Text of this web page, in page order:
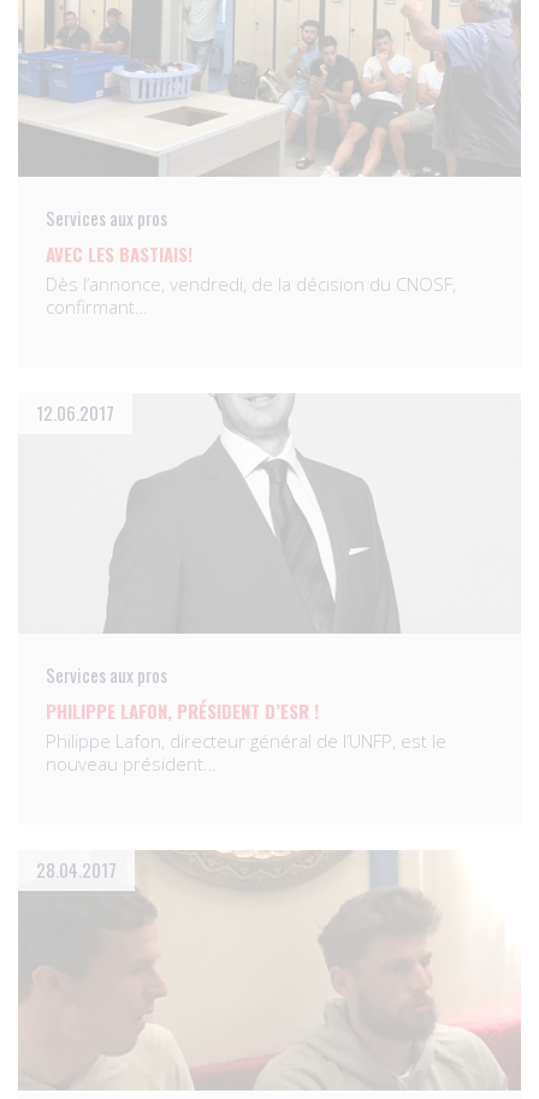
Services aux pros
AVEC LES BASTIAIS!
Dès l’annonce, vendredi, de la décision du CNOSF,
confirmant…
12.06.2017
Services aux pros
PHILIPPE LAFON, PRÉSIDENT D’ESR !
Philippe Lafon, directeur général de l’UNFP, est le
nouveau président…
28.04.2017